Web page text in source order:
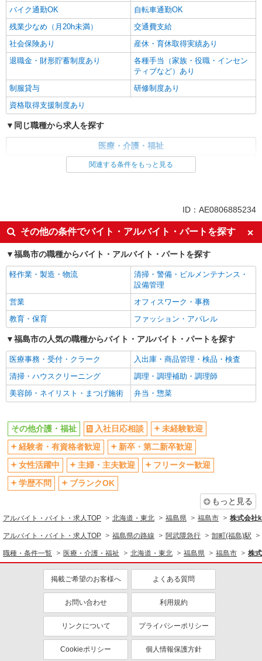
バイク通勤OK
自転車通勤OK
残業少なめ（月20h未満）
交通費支給
社会保険あり
産休・育休取得実績あり
退職金・財形貯蓄制度あり
各種手当（家族・役職・インセン
ティブなど）あり
制服貸与
研修制度あり
資格取得支援制度あり
同じ職種から求人を探す
医療・介護・福祉
同じ特徴から求人を探す
交通費支給
社会保険あり
産休・育休取得実績あり
関連する条件をもっと見る
ID：AE0806885234
その他の条件でバイト・アルバイト・パートを探す
福島市の職種からバイト・アルバイト・パートを探す
軽作業・製造・物流
清掃・警備・ビルメンテナンス・
設備管理
営業
オフィスワーク・事務
教育・保育
ファッション・アパレル
福島市の人気の職種からバイト・アルバイト・パートを探す
医療事務・受付・クラーク
入出庫・商品管理・検品・検査
清掃・ハウスクリーニング
調理・調理補助・調理師
美容師・ネイリスト・まつげ施術
弁当・惣菜
その他介護・福祉 入社日応相談
未経験歓迎
経験者・有資格者歓迎
新卒・第二新卒歓迎
女性活躍中
主婦・主夫歓迎
フリーター歓迎
学歴不問
ブランクOK
もっと見る
アルバイト・バイト・求人TOP 北海道・東北 福島県 福島市 株式会社
アルバイト・バイト・求人TOP 福島県の路線 阿武隈急行 卸町(福島)駅
職種・条件一覧 医療・介護・福祉 北海道・東北 福島県 福島市 株
掲載ご希望のお客様へ よくある質問
お問い合わせ 利用規約
リンクについて プライバシーポリシー
Cookieポリシー 個人情報保護方針